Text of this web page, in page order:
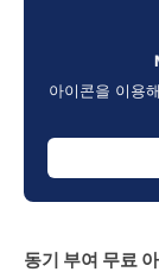
아이콘을 이용
동기 부여 무료